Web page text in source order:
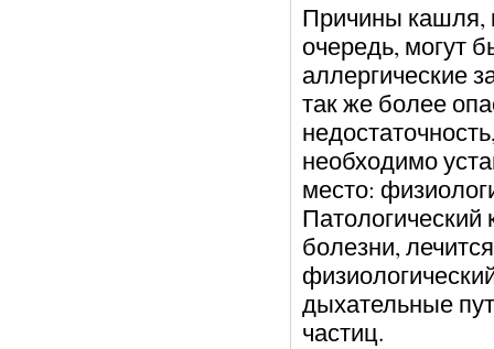
Причины кашля,
очередь, могут
аллергические
так же более
необходимо
место:
болезни,
дыхательные
частиц.